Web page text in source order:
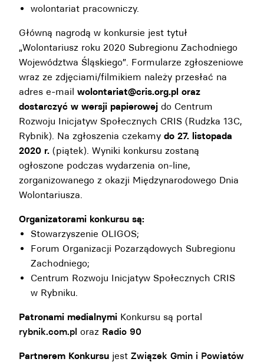
wolontariat pracowniczy.
Główną nagrodą w konkursie jest tytuł
„Wolontariusz roku 2020 Subregionu Zachodniego
Województwa Śląskiego”. Formularze zgłoszeniowe
wraz ze zdjęciami/filmikiem należy przesłać na
adres e-mail wolontariat@cris.org.pl oraz
dostarczyć w wersji papierowej do Centrum
Rozwoju Inicjatyw Społecznych CRIS (Rudzka 13C,
Rybnik). Na zgłoszenia czekamy do 27. listopada
2020 r. (piątek). Wyniki konkursu zostaną
ogłoszone podczas wydarzenia on-line,
zorganizowanego z okazji Międzynarodowego Dnia
Wolontariusza.
Organizatorami konkursu są:
Stowarzyszenie OLIGOS;
Forum Organizacji Pozarządowych Subregionu
Zachodniego;
Centrum Rozwoju Inicjatyw Społecznych CRIS
w Rybniku.
Patronami medialnymi Konkursu są portal
rybnik.com.pl oraz Radio 90
Partnerem Konkursu jest Związek Gmin i Powiatów